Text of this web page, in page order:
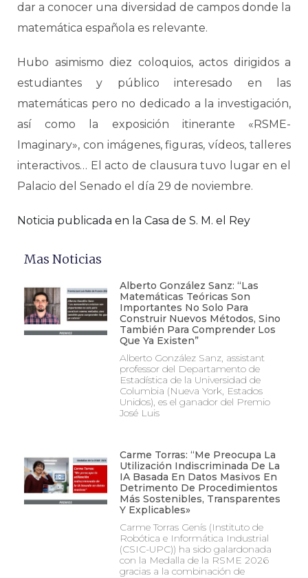
dar a conocer una diversidad de campos donde la
matemática española es relevante.
Hubo asimismo diez coloquios, actos dirigidos a
estudiantes y público interesado en las
matemáticas pero no dedicado a la investigación,
así como la exposición itinerante «RSME-
Imaginary», con imágenes, figuras, vídeos, talleres
interactivos… El acto de clausura tuvo lugar en el
Palacio del Senado el día 29 de noviembre.
Noticia publicada en la Casa de S. M. el Rey
Mas Noticias
Alberto González Sanz: “Las
Matemáticas Teóricas Son
Importantes No Solo Para
Construir Nuevos Métodos, Sino
También Para Comprender Los
Que Ya Existen”
Alberto González Sanz, assistant
professor del Departamento de
Estadística de la Universidad de
Columbia (Nueva York, Estados
Unidos), es el ganador del Premio
José Luis
Carme Torras: “Me Preocupa La
Utilización Indiscriminada De La
IA Basada En Datos Masivos En
Detrimento De Procedimientos
Más Sostenibles, Transparentes
Y Explicables»
Carme Torras Genís (Instituto de
Robótica e Informática Industrial
(CSIC-UPC)) ha sido galardonada
con la Medalla de la RSME 2026
gracias a la combinación de